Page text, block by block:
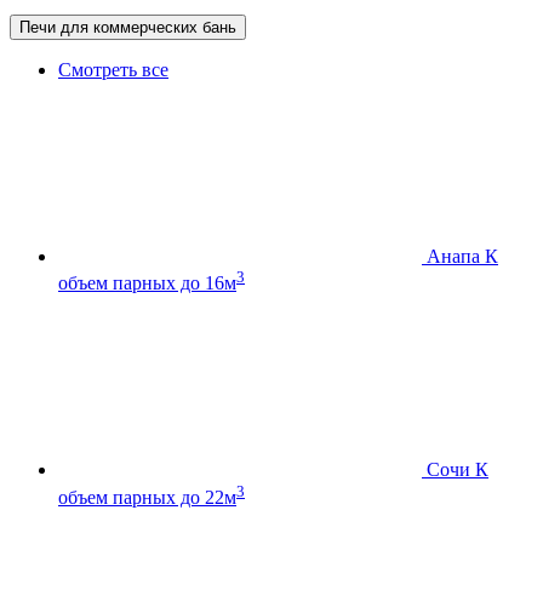
Печи для коммерческих бань
Смотреть все
Анапа К
объем парных до 16м3
Сочи К
объем парных до 22м3